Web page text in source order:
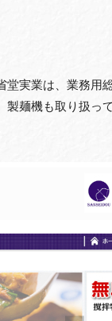
堂実業は、業務用
製麺機も取り扱っ